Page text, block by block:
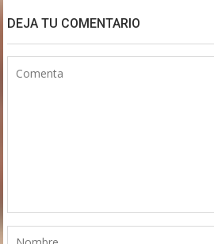
DEJA TU COMENTARIO